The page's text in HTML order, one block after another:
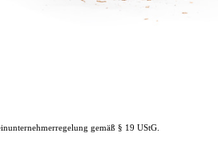
gemäß § 19 UStG.